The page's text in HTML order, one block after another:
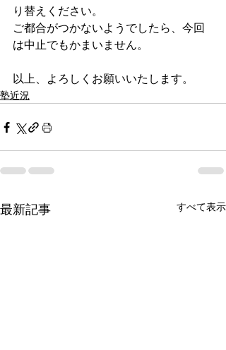
り替えください。
ご都合がつかないようでしたら、今回
は中止でもかまいません。
以上、よろしくお願いいたします。
塾近況
最新記事 すべて表示